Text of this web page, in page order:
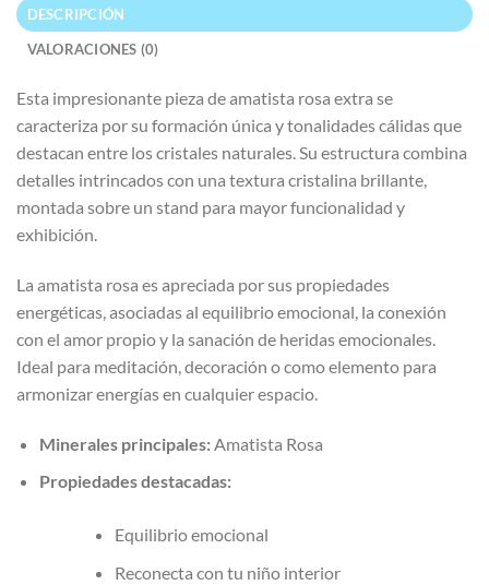
DESCRIPCIÓN
VALORACIONES (0)
Esta impresionante pieza de amatista rosa extra se
caracteriza por su formación única y tonalidades cálidas que
destacan entre los cristales naturales. Su estructura combina
detalles intrincados con una textura cristalina brillante,
montada sobre un stand para mayor funcionalidad y
exhibición.
La amatista rosa es apreciada por sus propiedades
energéticas, asociadas al equilibrio emocional, la conexión
con el amor propio y la sanación de heridas emocionales.
Ideal para meditación, decoración o como elemento para
armonizar energías en cualquier espacio.
Minerales principales:Amatista Rosa
Propiedades destacadas:
Equilibrio emocional
Reconecta con tu niño interior